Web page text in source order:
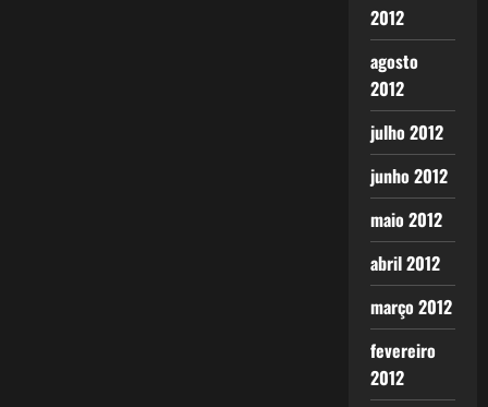
2012
agosto
2012
julho 2012
junho 2012
maio 2012
abril 2012
março 2012
fevereiro
2012